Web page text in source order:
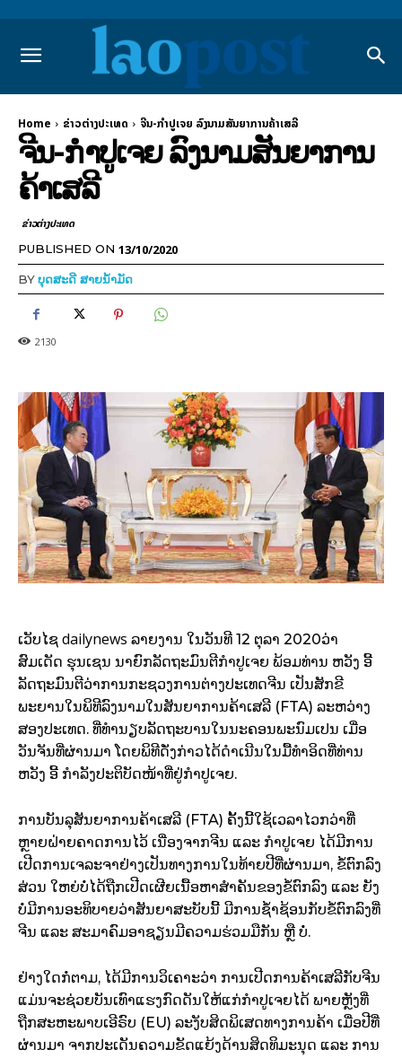
Home ຂ່າວຕ່າງປະເທດ ຈີນ-ກຳປູເຈຍ ລົງນາມສັນຍາການຄ້າເສລີ
ຈີນ-ກຳປູເຈຍ ລົງນາມສັນຍາການ
ຄ້າເສລີ
ຂ່າວຕ່າງປະເທດ
PUBLISHED ON 13/10/2020
BYບຸດສະດີ ສາຍນ້ຳມັດ
2130
ເວັບໄຊ dailynews ລາຍງານ ໃນວັນທີ 12 ຕຸລາ 2020ວ່າ
ສົມເດັດ ຮຸນເຊນ ນາຍົກລັດຖະມົນຕີກຳປູເຈຍ ພ້ອມທ່ານ ຫວັງ ອີ້
ລັດຖະມົນຕີວ່າການກະຊວງການຕ່າງປະເທດຈີນ ເປັນສັກຂີ
ພະຍານໃນພິທີລົງນາມໃນສັນຍາການຄ້າເສລີ (FTA) ລະຫວ່າງ
ສອງປະເທດ. ທີ່ທຳນຽບລັດຖະບານໃນນະຄອນພະນົມເປນ ເມື່ອ
ວັນຈັນທີ່ຜ່ານມາ ໂດຍພິທີດັ່ງກ່າວໄດ້ດຳເນີນໃນມື້ທຳອິດທີ່ທ່ານ
ຫວັງ ອີ້ ກຳລັງປະຕິບັດໜ້າທີ່ຢູ່ກຳປູເຈຍ.
ການບັນລຸສັນຍາການຄ້າເສລີ (FTA) ຄັ້ງນີ້ໃຊ້ເວລາໄວກວ່າທີ່
ຫຼາຍຝ່າຍຄາດການໄວ້ ເນື່ອງຈາກຈີນ ແລະ ກຳປູເຈຍ ໄດ້ມີການ
ເປີດການເຈລະຈາຢ່າງເປັນທາງການໃນທ້າຍປີທີ່ຜ່ານມາ, ຂໍ້ຕົກລົງ
ສ່ວນ ໃຫຍ່ບໍ່ໄດ້ຖືກເປີດເຜີຍເນື້ອຫາສຳຄັນຂອງຂໍ້ຕົກລົງ ແລະ ຍັງ
ບໍ່ມີການອະທິບາຍວ່າສັນຍາສະບັບນີ້ ມີການຊໍ້າຊ້ອນກັບຂໍ້ຕົກລົງທີ່
ຈີນ ແລະ ສະມາຄົມອາຊຽນມີຄວາມຮ່ວມມືກັນ ຫຼື ບໍ່.
ຢ່າງໃດກໍ່ຕາມ, ໄດ້ມີການວິເຄາະວ່າ ການເປີດການຄ້າເສລີກັບຈີນ
ແມ່ນຈະຊ່ວຍບັນເທົາແຮງກົດດັນໃຫ້ແກ່ກຳປູເຈຍໄດ້ ພາຍຫຼັງທີ່
ຖືກສະຫະພາບເອີຣົບ (EU) ລະງັບສິດພິເສດທາງການຄ້າ ເມື່ອປີທີ່
ຜ່ານມາ ຈາກປະເດັນຄວາມຂັດແຍ້ງດ້ານສິດທິມະນຸດ ແລະ ການ